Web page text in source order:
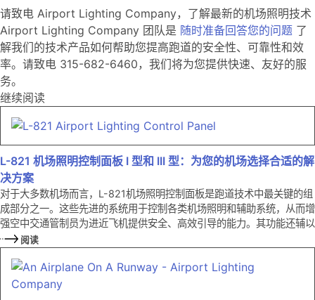
请致电 Airport Lighting Company，了解最新的机场照明技术
Airport Lighting Company 团队是 随时准备回答您的问题 了
解我们的技术产品如何帮助您提高跑道的安全性、可靠性和效
率。请致电 315-682-6460，我们将为您提供快速、友好的服
务。
继续阅读
L-821 机场照明控制面板 I 型和 III 型：为您的机场选择合适的解
决方案
对于大多数机场而言，L-821机场照明控制面板是跑道技术中最关键的组
成部分之一。这些先进的系统用于控制各类机场照明和辅助系统，从而增
强空中交通管制员为进近飞机提供安全、高效引导的能力。其功能还辅以
阅读